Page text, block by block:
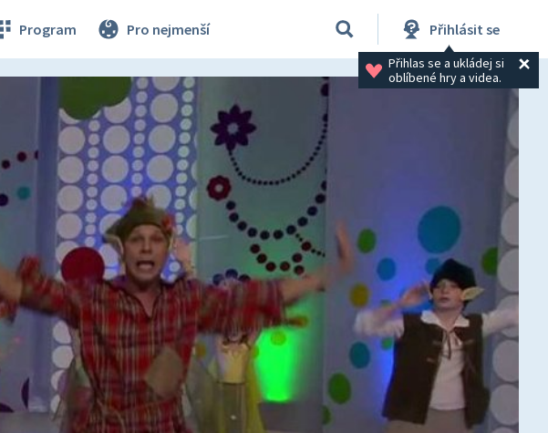
Program Pro nejmenší Přihlásit se
Přihlas se a ukládej si
oblíbené hry a videa.